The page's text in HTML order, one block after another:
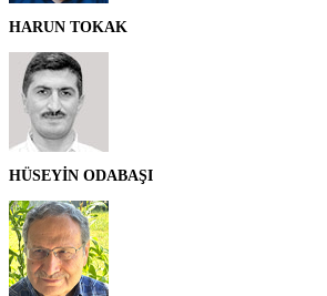
HARUN TOKAK
HÜSEYİN ODABAŞI